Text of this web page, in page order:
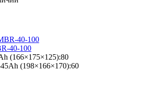
40-100
(166×175×125):80
(198×166×170):60